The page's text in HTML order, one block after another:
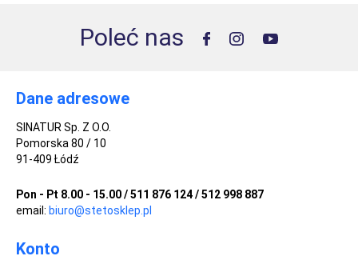
Poleć nas
Dane adresowe
SINATUR Sp. Z O.O.
Pomorska 80 / 10
91-409 Łódź
Pon - Pt 8.00 - 15.00 / 511 876 124 / 512 998 887
email: biuro@stetosklep.pl
Konto